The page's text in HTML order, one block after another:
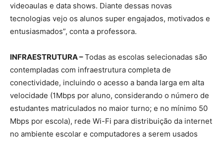
videoaulas e data shows. Diante dessas novas
tecnologias vejo os alunos super engajados, motivados e
entusiasmados”, conta a professora.
INFRAESTRUTURA –Todas as escolas selecionadas são
contempladas com infraestrutura completa de
conectividade, incluindo o acesso a banda larga em alta
velocidade (1Mbps por aluno, considerando o número de
estudantes matriculados no maior turno; e no mínimo 50
Mbps por escola), rede Wi-Fi para distribuição da internet
no ambiente escolar e computadores a serem usados